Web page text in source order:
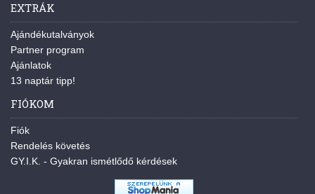
EXTRÁK
Ajándékutalványok
Partner program
Ajánlatok
13 naptár tipp!
FIÓKOM
Fiók
Rendelés követés
GY.I.K. - Gyakran ismétlődő kérdések